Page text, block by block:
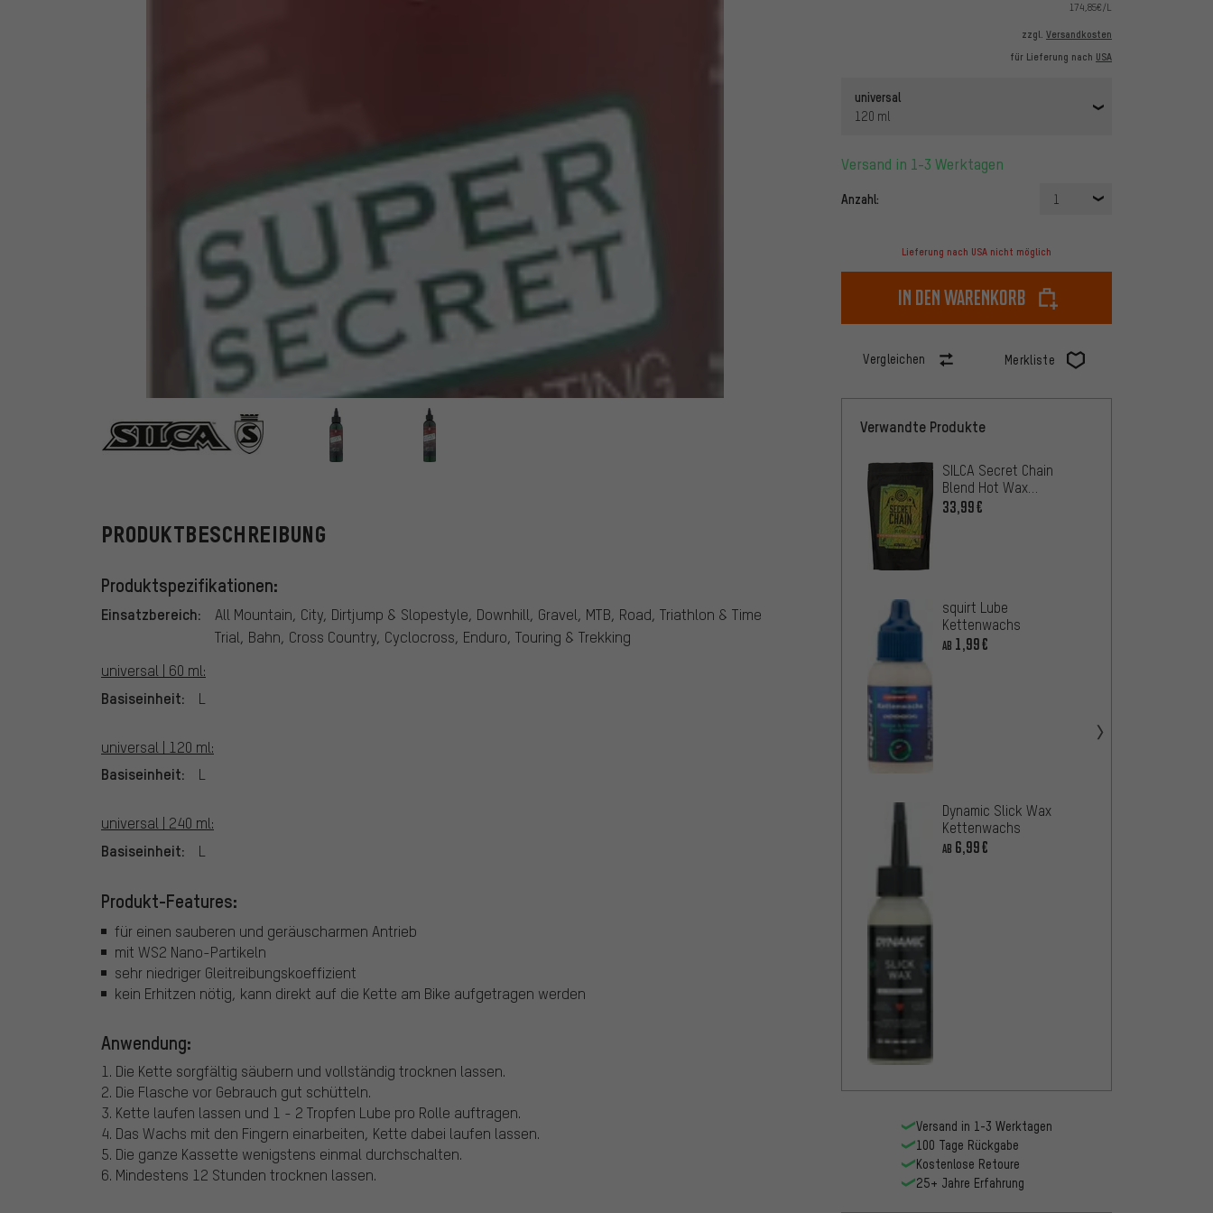
174,85€/L
zzgl. Versandkosten
für Lieferung nach USA
universal
120 ml
Versand in 1-3 Werktagen
Anzahl: 1
Lieferung nach USA nicht möglich
In den Warenkorb
Vergleichen Merkliste
SILCA
PRODUKTBESCHREIBUNG
Produktspezifikationen:
Einsatzbereich:
All Mountain, City, Dirtjump & Slopestyle, Downhill, Gravel, MTB, Road, Triathlon & Time
Trial, Bahn, Cross Country, Cyclocross, Enduro, Touring & Trekking
universal | 60 ml:
Basiseinheit: L
universal | 120 ml:
Basiseinheit: L
universal | 240 ml:
Basiseinheit: L
Produkt-Features:
für einen sauberen und geräuscharmen Antrieb
mit WS2 Nano-Partikeln
sehr niedriger Gleitreibungskoeffizient
kein Erhitzen nötig, kann direkt auf die Kette am Bike aufgetragen werden
Anwendung:
1. Die Kette sorgfältig säubern und vollständig trocknen lassen.
2. Die Flasche vor Gebrauch gut schütteln.
3. Kette laufen lassen und 1 - 2 Tropfen Lube pro Rolle auftragen.
4. Das Wachs mit den Fingern einarbeiten, Kette dabei laufen lassen.
5. Die ganze Kassette wenigstens einmal durchschalten.
6. Mindestens 12 Stunden trocknen lassen.
Verwandte Produkte
SILCA Secret Chain
Blend Hot Wax
Kettenwachs
33,99€
squirt Lube
Kettenwachs
AB 1,99€
Dynamic Slick Wax
Kettenwachs
AB 6,99€
Versand in 1-3 Werktagen
100 Tage Rückgabe
Kostenlose Retoure
25+ Jahre Erfahrung